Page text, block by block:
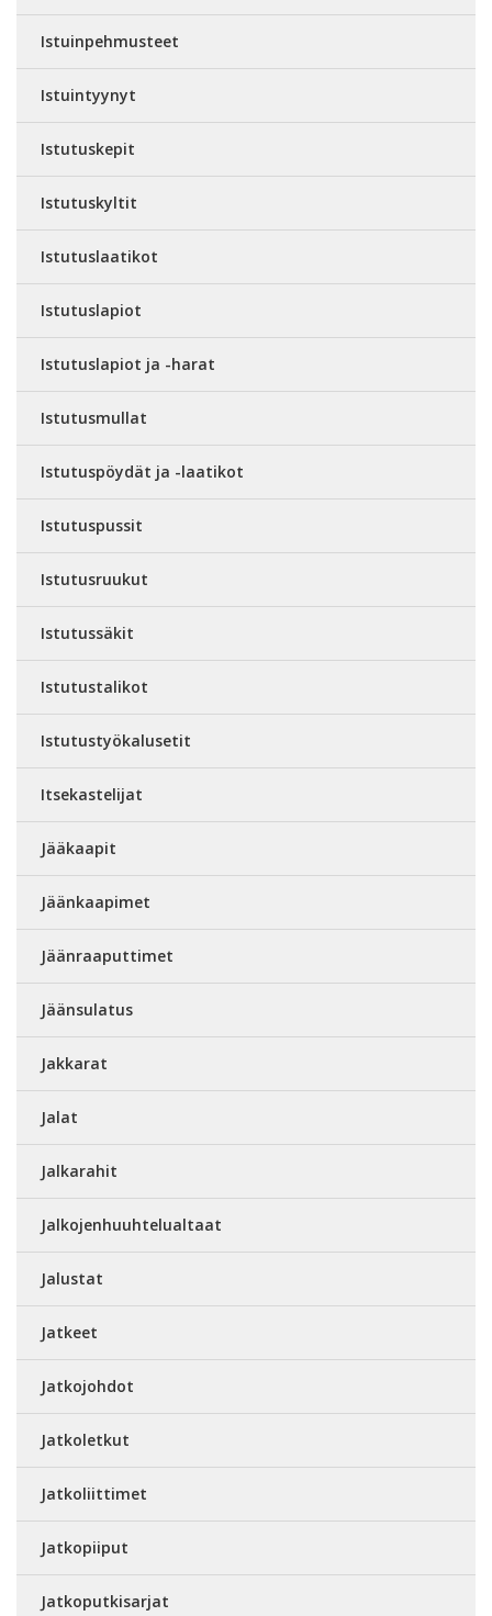
Istuinpehmusteet
Istuintyynyt
Istutuskepit
Istutuskyltit
Istutuslaatikot
Istutuslapiot
Istutuslapiot ja -harat
Istutusmullat
Istutuspöydät ja -laatikot
Istutuspussit
Istutusruukut
Istutussäkit
Istutustalikot
Istutustyökalusetit
Itsekastelijat
Jääkaapit
Jäänkaapimet
Jäänraaputtimet
Jäänsulatus
Jakkarat
Jalat
Jalkarahit
Jalkojenhuuhtelualtaat
Jalustat
Jatkeet
Jatkojohdot
Jatkoletkut
Jatkoliittimet
Jatkopiiput
Jatkoputkisarjat